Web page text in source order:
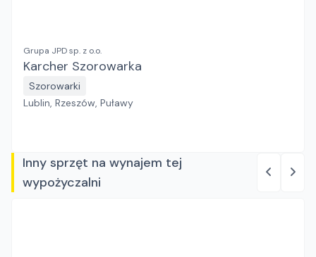
Grupa JPD sp. z o.o.
Karcher Szorowarka
Szorowarki
Lublin, Rzeszów, Puławy
Inny sprzęt na wynajem tej
wypożyczalni